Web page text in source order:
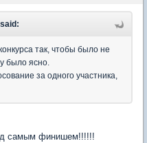
так, чтобы было не
было ясно.
за одного участника,
самым финишем!!!!!!